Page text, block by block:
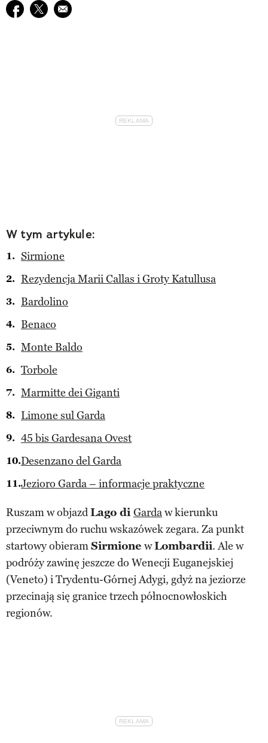
Udostępnij na facebook
Udostępnij na twitter
E-mail do przyjaciela
W tym artykule:
Sirmione
Rezydencja Marii Callas i Groty Katullusa
Bardolino
Benaco
Monte Baldo
Torbole
Marmitte dei Giganti
Limone sul Garda
45 bis Gardesana Ovest
Desenzano del Garda
Jezioro Garda – informacje praktyczne
Ruszam w objazdLago di Gardaw kierunku
przeciwnym do ruchu wskazówek zegara. Za punkt
startowy obieramSirmione wLombardii. Ale w
podróży zawinę jeszcze do Wenecji Euganejskiej
(Veneto) i Trydentu-Górnej Adygi, gdyż na jeziorze
przecinają się granice trzech północnowłoskich
regionów.